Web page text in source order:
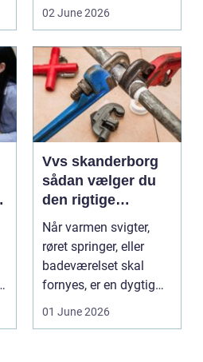
02 June 2026
Vvs skanderborg
sådan vælger du
den rigtige
installatør
Når varmen svigter,
røret springer, eller
badeværelset skal
fornyes, er en dygtig
01 June 2026